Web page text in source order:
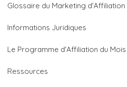
Glossaire du Marketing d'Affiliation
Informations Juridiques
Le Programme d'Affiliation du Mois
Ressources